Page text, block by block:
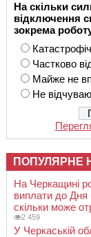
На скільки
відключення
зокрема
Частково
Майже не
Не відчуваю
ПОПУЛЯРНЕ
На Черкащині
виплати до Дня
скільки може
2 459
У Черкаській